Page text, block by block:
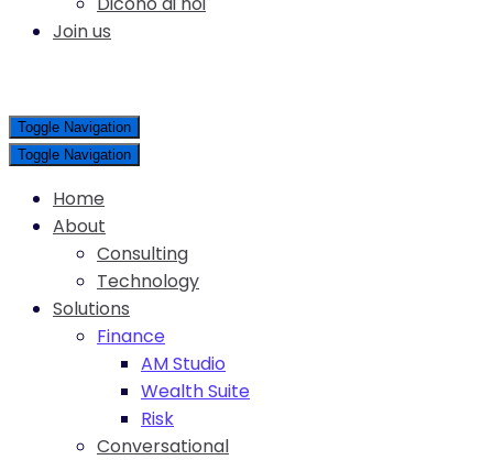
Join us
Toggle Navigation
Toggle Navigation
Home
About
Consulting
Technology
Solutions
Finance
AM Studio
Wealth Suite
Risk
Conversational